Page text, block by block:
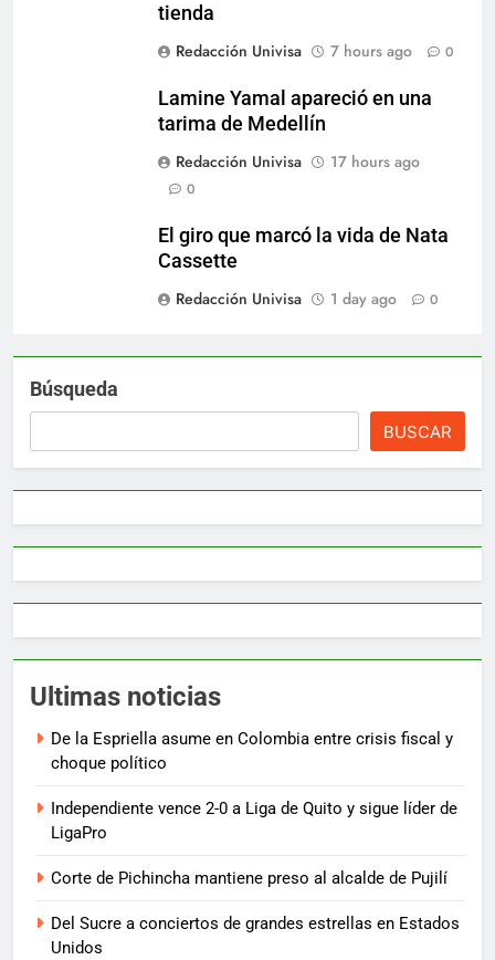
tienda
Redacción Univisa
7 hours ago 0
Lamine Yamal apareció en una
tarima de Medellín
Redacción Univisa
17 hours ago
0
El giro que marcó la vida de Nata
Cassette
Redacción Univisa
1 day ago 0
Búsqueda
BUSCAR
Ultimas noticias
De la Espriella asume en Colombia entre crisis fiscal y
choque político
Independiente vence 2-0 a Liga de Quito y sigue líder de
LigaPro
Corte de Pichincha mantiene preso al alcalde de Pujilí
Del Sucre a conciertos de grandes estrellas en Estados
Unidos